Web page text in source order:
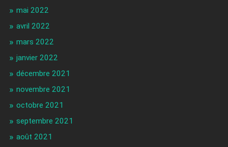
mai 2022
avril 2022
mars 2022
janvier 2022
décembre 2021
novembre 2021
octobre 2021
septembre 2021
août 2021